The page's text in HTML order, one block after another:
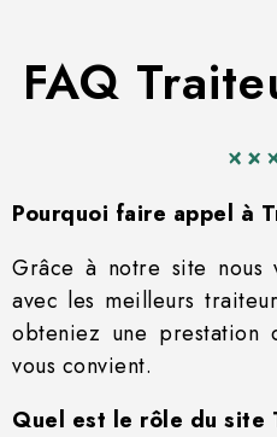
FAQ
Pourquoi faire appel à
Grâce à notre site nous
avec les meilleurs
obteniez une
vous convient.
Quel est le rôle du site